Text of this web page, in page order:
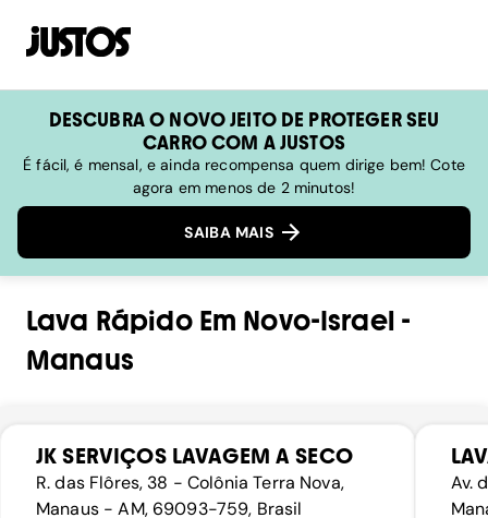
DESCUBRA O NOVO JEITO DE PROTEGER SEU
CARRO COM A JUSTOS
É fácil, é mensal, e ainda recompensa quem dirige bem! Cote
agora em menos de 2 minutos!
SAIBA MAIS
Lava RápidoEm Novo-Israel-
Manaus
JK SERVIÇOS LAVAGEM A SECO
R. das Flôres, 38 - Colônia Terra Nova,
Manaus - AM, 69093-759, Brasil
Av.